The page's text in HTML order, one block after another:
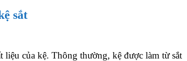
sắt
liệu của kệ. Thông thường, kệ được làm từ sắt